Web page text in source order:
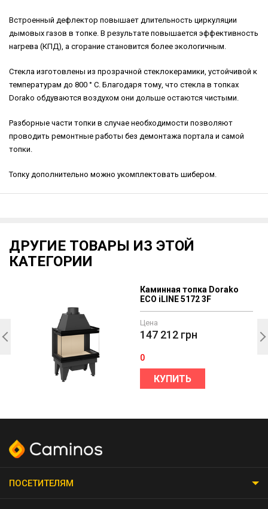
Встроенный дефлектор повышает длительность циркуляции
дымовых газов в топке. В результате повышается эффективность
нагрева (КПД), а сгорание становится более экологичным.
Cтекла изготовлены из прозрачной стеклокерамики, устойчивой к
температурам до 800 ° C. Благодаря тому, что стекла в топках
Dorako обдуваются воздухом они дольше остаются чистыми.
Разборные части топки в случае необходимости позволяют
проводить ремонтные работы без демонтажа портала и самой
топки.
Топку дополнительно можно укомплектовать шибером.
ДРУГИЕ ТОВАРЫ ИЗ ЭТОЙ
КАТЕГОРИИ
Каминная топка Dorako
ECO iLINE 5172 3F
Цена
147 212 грн
0
КУПИТЬ
ПОСЕТИТЕЛЯМ